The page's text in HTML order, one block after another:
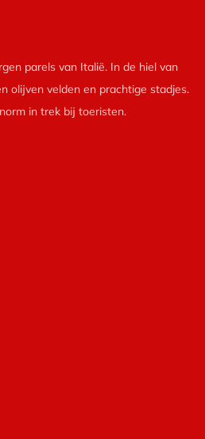
parels van Italië. In de hiel van
olijven velden en prachtige stadjes.
in trek bij toeristen.